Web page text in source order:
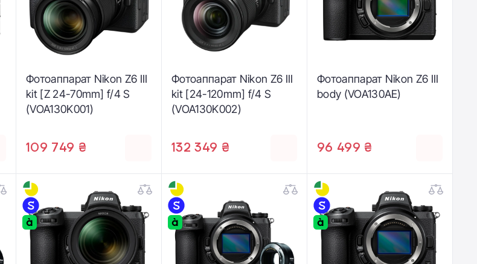
Фотоаппарат Nikon Z6 III
kit [Z 24-70mm] f/4 S
(VOA130K001)
109 749 ₴
Фотоаппарат Nikon Z6 III
kit [24-120mm] f/4 S
(VOA130K002)
132 349 ₴
Фотоаппарат Nikon Z6 III
body (VOA130AE)
96 499 ₴